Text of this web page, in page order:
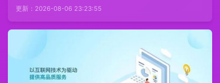
更新：2026-08-06 23:23:55